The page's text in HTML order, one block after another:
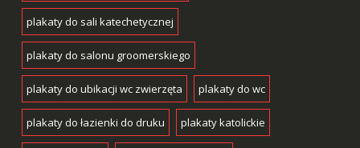
plakaty do sali katechetycznej
plakaty do salonu groomerskiego
plakaty do ubikacji wc zwierzęta plakaty do wc
plakaty do łazienki do druku plakaty katolickie